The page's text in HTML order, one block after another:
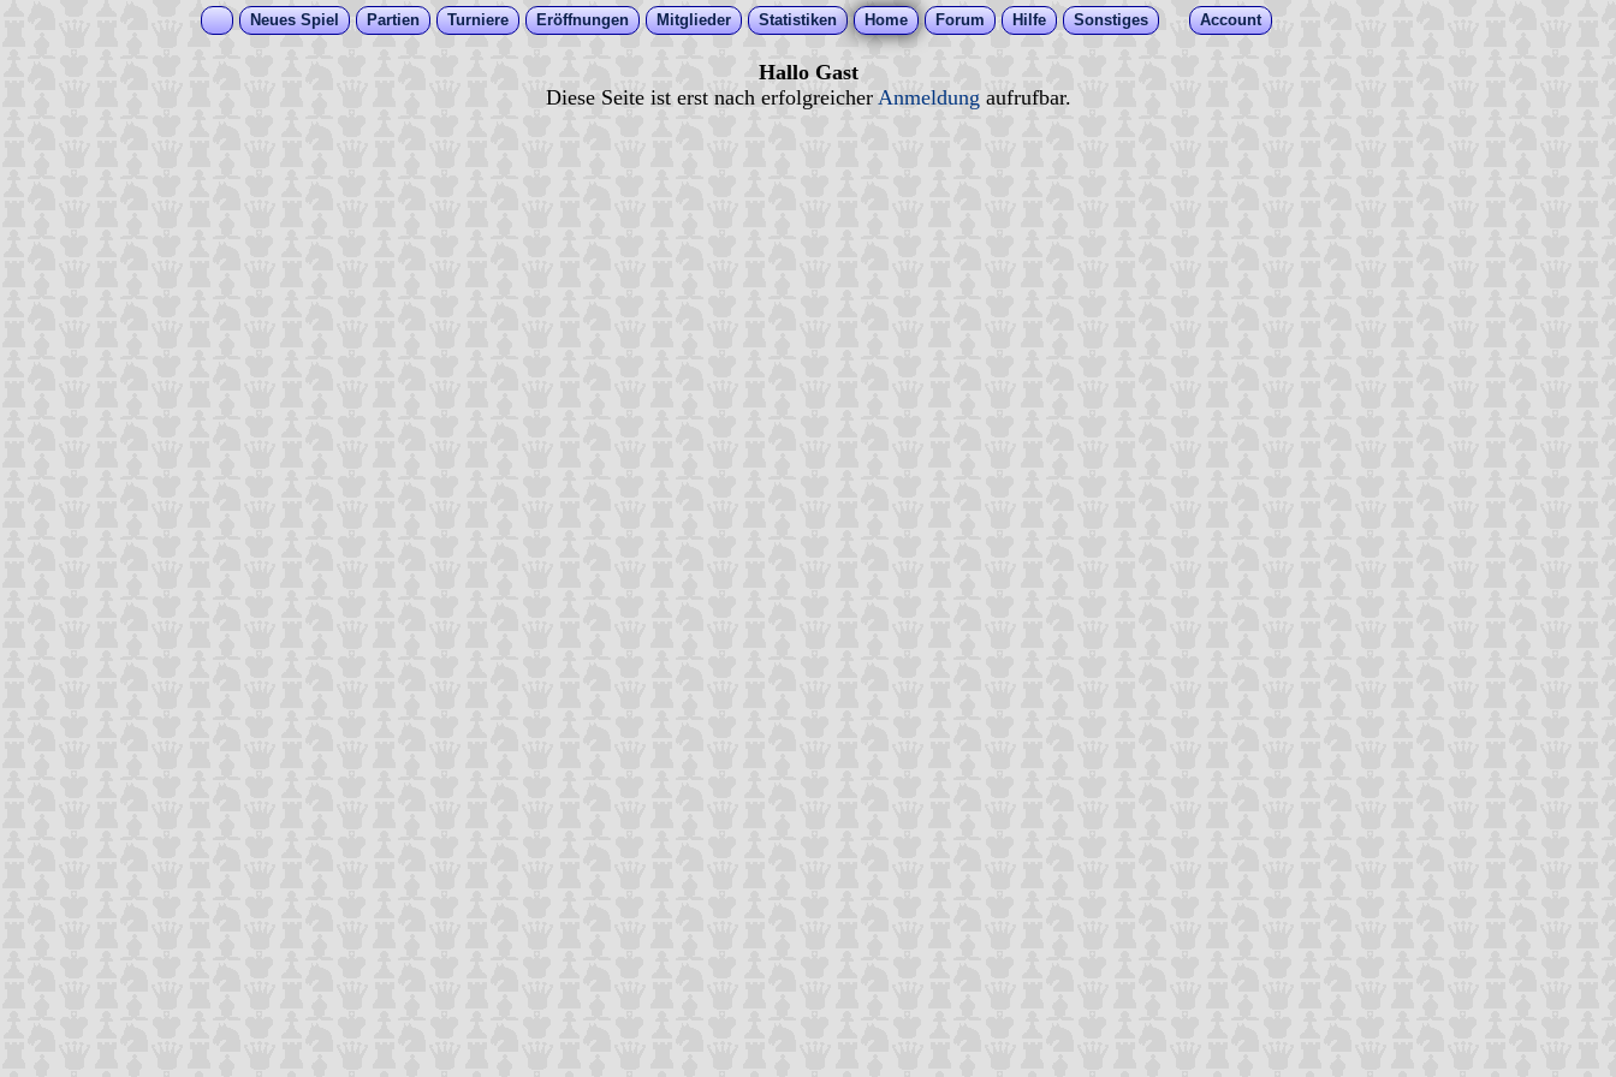
Neues Spiel Partien Turniere Eröffnungen Mitglieder Statistiken Home Forum Hilfe Sonstiges Account
Hallo Gast
Diese Seite ist erst nach erfolgreicher Anmeldung aufrufbar.